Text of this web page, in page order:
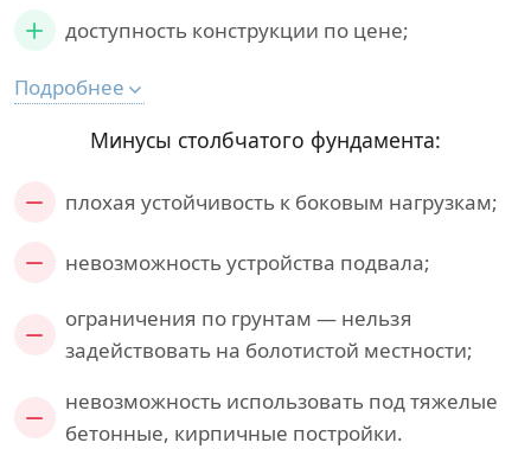
доступность конструкции по цене;
Подробнее
Минусы столбчатого фундамента:
плохая устойчивость к боковым нагрузкам;
невозможность устройства подвала;
ограничения по грунтам — нельзя
задействовать на болотистой местности;
невозможность использовать под тяжелые
бетонные, кирпичные постройки.